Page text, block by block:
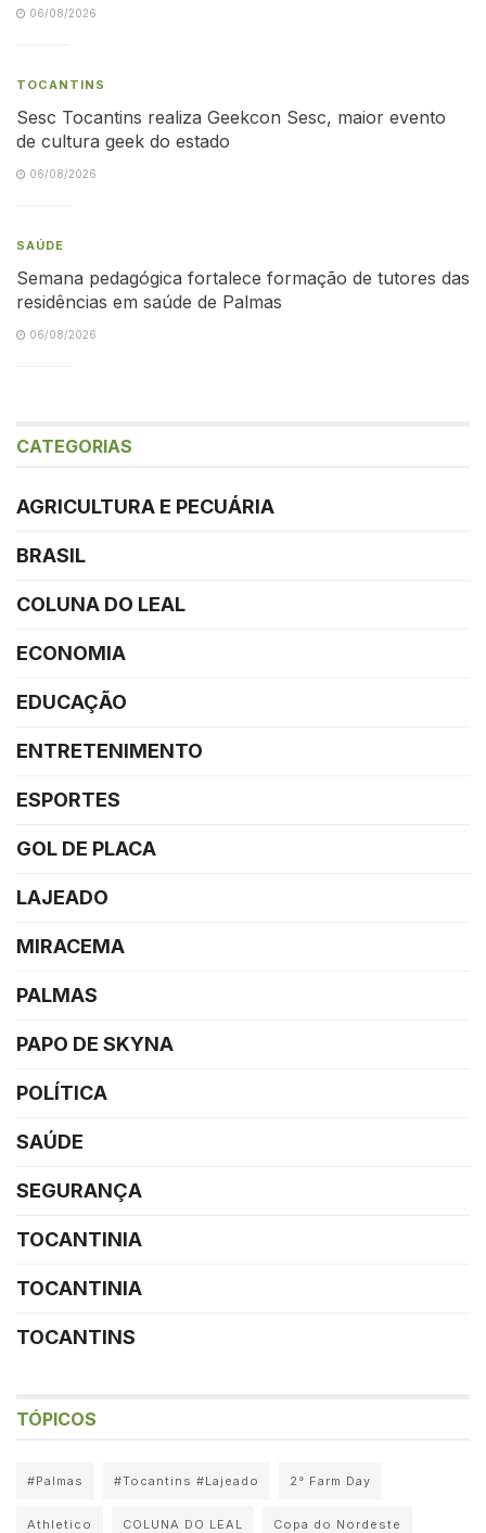
06/08/2026
TOCANTINS
Sesc Tocantins realiza Geekcon Sesc, maior evento
de cultura geek do estado
06/08/2026
SAÚDE
Semana pedagógica fortalece formação de tutores das
residências em saúde de Palmas
06/08/2026
CATEGORIAS
AGRICULTURA E PECUÁRIA
BRASIL
COLUNA DO LEAL
ECONOMIA
EDUCAÇÃO
ENTRETENIMENTO
ESPORTES
GOL DE PLACA
LAJEADO
MIRACEMA
PALMAS
PAPO DE SKYNA
POLÍTICA
SAÚDE
SEGURANÇA
TOCANTINIA
TOCANTINIA
TOCANTINS
TÓPICOS
#Palmas #Tocantins #Lajeado 2° Farm Day
Athletico COLUNA DO LEAL Copa do Nordeste